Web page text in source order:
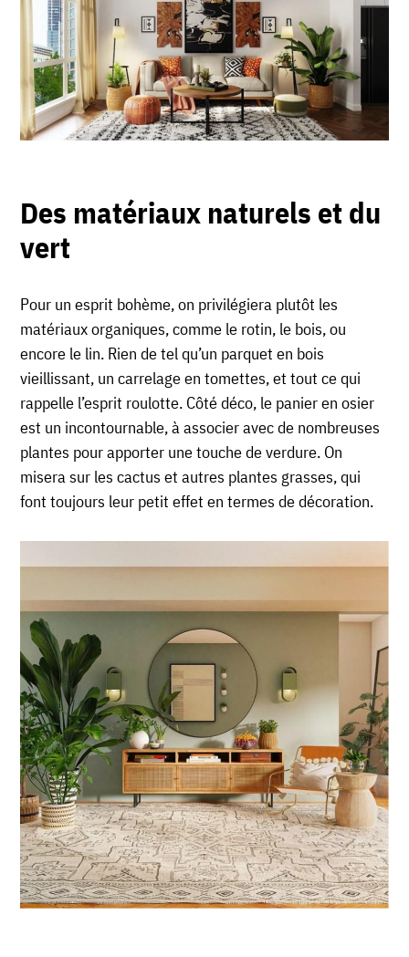
Des matériaux naturels et du
vert
Pour un esprit bohème, on privilégiera plutôt les
matériaux organiques, comme le rotin, le bois, ou
encore le lin. Rien de tel qu’un parquet en bois
vieillissant, un carrelage en tomettes, et tout ce qui
rappelle l’esprit roulotte. Côté déco, le panier en osier
est un incontournable, à associer avec de nombreuses
plantes pour apporter une touche de verdure. On
misera sur les cactus et autres plantes grasses, qui
font toujours leur petit effet en termes de décoration.